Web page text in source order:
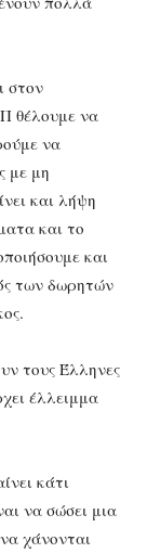
στον
θέλουμε να
να
με μη
και λήψη
και το
και
των δωρητών
τους Έλληνες
έλλειμμα
κάτι
να σώσει μια
χάνονται